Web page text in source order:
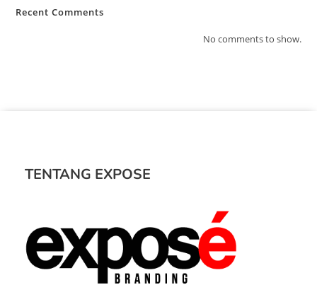
Recent Comments
No comments to show.
TENTANG EXPOSE